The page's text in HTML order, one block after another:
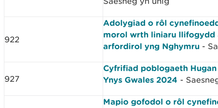
922
Adolygiad o rôl
morol wrth liniaru llifogydd
arfordirol yng Nghymru -
927
Cyfrifiad poblogaeth
Ynys Gwales 2024 -
Mapio gofodol o rôl